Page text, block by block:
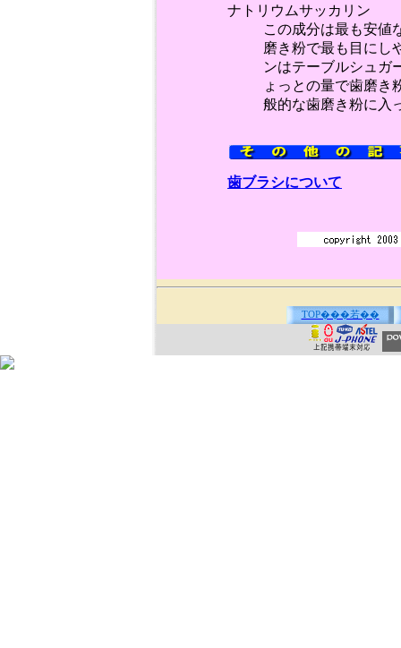
ナトリウムサッカリン
この成分は最も安値
磨き粉で最も目にし
ンはテーブルシュガ
ょっとの量で歯磨き
般的な歯磨き粉に入
歯ブラシについて
TOP���若��